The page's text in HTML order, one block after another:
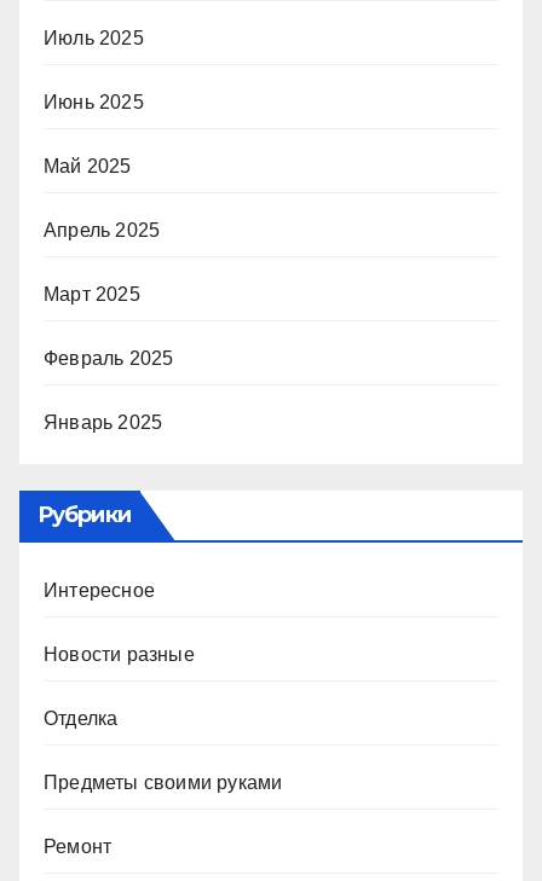
Июль 2025
Июнь 2025
Май 2025
Апрель 2025
Март 2025
Февраль 2025
Январь 2025
Рубрики
Интересное
Новости разные
Отделка
Предметы своими руками
Ремонт